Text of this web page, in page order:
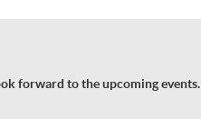
forward to the upcoming events.